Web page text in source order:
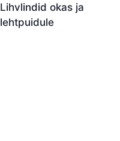
Lihvlindid okas ja
lehtpuidule